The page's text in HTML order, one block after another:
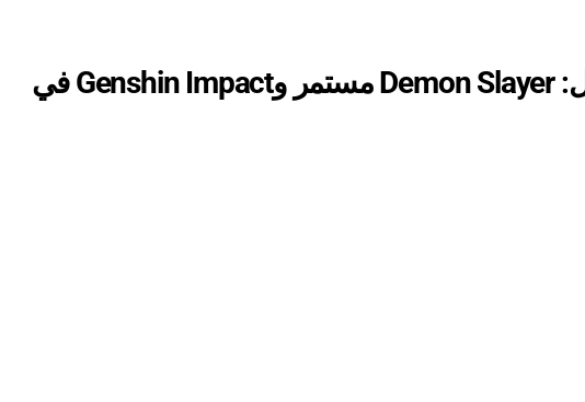
خريطة ufotable للمستقبل: Demon Slayer مستمر وGenshin Impact في